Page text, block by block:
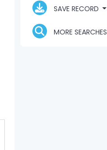
SAVE RECORD
MORE SEARCHES